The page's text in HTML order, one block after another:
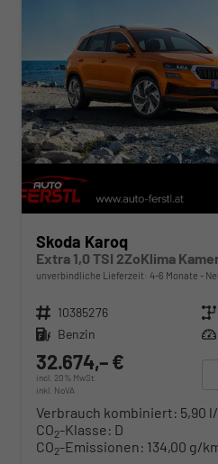
Skoda Karoq
unverbindliche Lieferzeit: 4-6 Monate
Fahrzeugnr. 10385276 Getriebe
Kraftstoff Benzin Leistung
32.674,– €
incl. 20% MwSt.
inkl. NoVA
Verbrauch kombiniert: 5,90
CO2-Klasse: D
CO2-Emissionen: 134,00 g/